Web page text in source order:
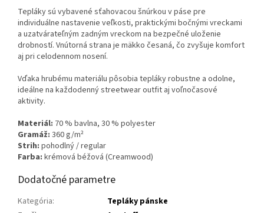
Tepláky sú vybavené sťahovacou šnúrkou v páse pre
individuálne nastavenie veľkosti, praktickými bočnými vreckami
a uzatvárateľným zadným vreckom na bezpečné uloženie
drobností. Vnútorná strana je mäkko česaná, čo zvyšuje komfort
aj pri celodennom nosení.
Vďaka hrubému materiálu pôsobia tepláky robustne a odolne,
ideálne na každodenný streetwear outfit aj voľnočasové
aktivity.
Materiál: 70 % bavlna, 30 % polyester
Gramáž: 360 g/m²
Strih: pohodlný / regular
Farba: krémová béžová (Creamwood)
Dodatočné parametre
Kategória:
Tepláky pánske